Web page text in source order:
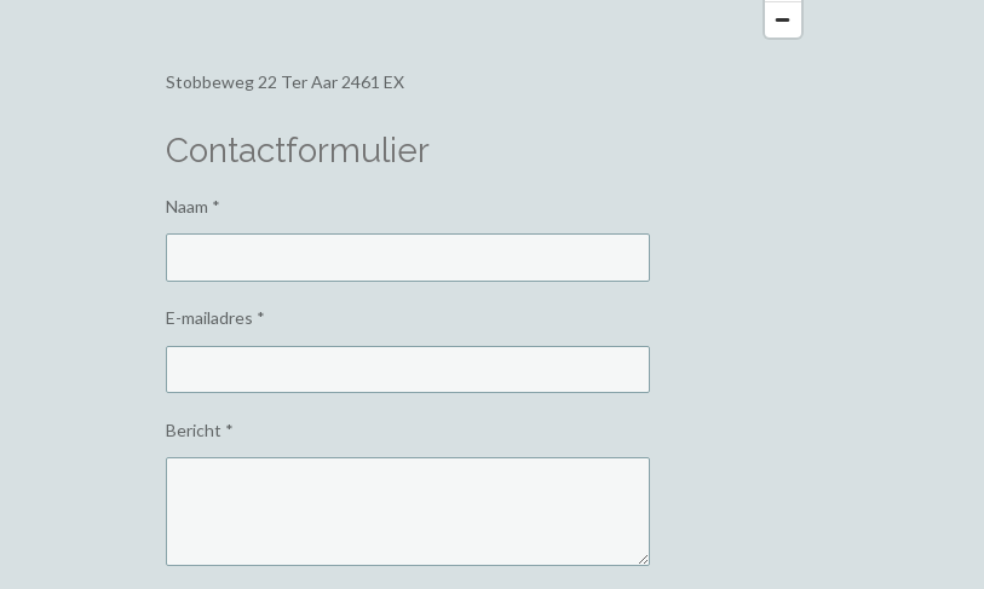
Stobbeweg 22 Ter Aar 2461 EX
Contactformulier
Naam *
E-mailadres *
Bericht *